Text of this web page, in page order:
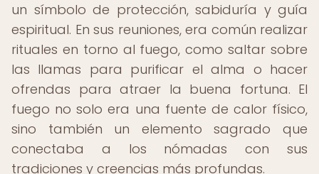
un símbolo de protección, sabiduría y guía
espiritual. En sus reuniones, era común realizar
rituales en torno al fuego, como saltar sobre
las llamas para purificar el alma o hacer
ofrendas para atraer la buena fortuna. El
fuego no solo era una fuente de calor físico,
sino también un elemento sagrado que
conectaba a los nómadas con sus
tradiciones y creencias más profundas.